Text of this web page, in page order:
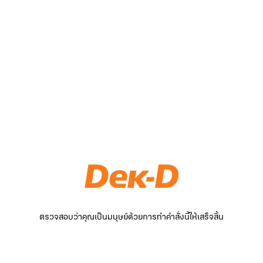
ตรวจสอบว่าคุณเป็นมนุษย์ด้วยการทำคำสั่งนี้ให้เสร็จสิ้น